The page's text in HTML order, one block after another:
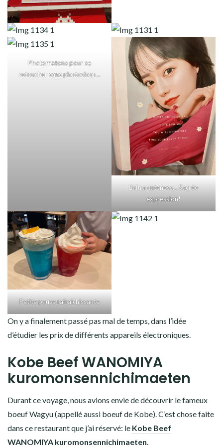
Photomatons pour se
retoucher sans photoshop…
L’ultra cuteness… Sacrée
expression!
Petite pause rafraîchissante
On y a finalement passé pas mal de temps, dans l’idée
d’étudier les prix de différents appareils électroniques.
Kobe Beef WANOMIYA
kuromonsennichimaeten
Durant ce voyage, nous avions envie de découvrir le fameux
boeuf Wagyu (appellé aussi boeuf de Kobe). C’est chose faite
dans ce restaurant que j’ai réservé: le Kobe Beef
WANOMIYA kuromonsennichimaeten.